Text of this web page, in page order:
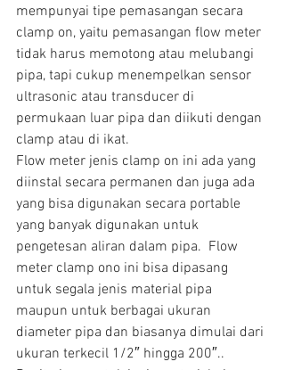
mempunyai tipe pemasangan secara
clamp on, yaitu pemasangan flow meter
tidak harus memotong atau melubangi
pipa, tapi cukup menempelkan sensor
ultrasonic atau transducer di
permukaan luar pipa dan diikuti dengan
clamp atau di ikat.
Flow meter jenis clamp on ini ada yang
diinstal secara permanen dan juga ada
yang bisa digunakan secara portable
yang banyak digunakan untuk
pengetesan aliran dalam pipa.  Flow
meter clamp ono ini bisa dipasang
untuk segala jenis material pipa
maupun untuk berbagai ukuran
diameter pipa dan biasanya dimulai dari
ukuran terkecil 1/2″ hingga 200″..